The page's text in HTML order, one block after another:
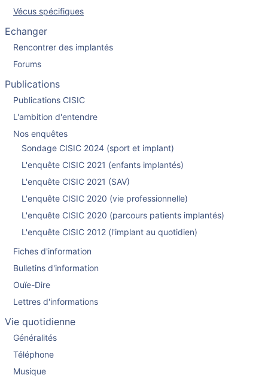
Vécus spécifiques
Echanger
Rencontrer des implantés
Forums
Publications
Publications CISIC
L'ambition d'entendre
Nos enquêtes
Sondage CISIC 2024 (sport et implant)
L'enquête CISIC 2021 (enfants implantés)
L'enquête CISIC 2021 (SAV)
L'enquête CISIC 2020 (vie professionnelle)
L'enquête CISIC 2020 (parcours patients implantés)
L'enquête CISIC 2012 (l'implant au quotidien)
Fiches d'information
Bulletins d'information
Ouïe-Dire
Lettres d'informations
Vie quotidienne
Généralités
Téléphone
Musique